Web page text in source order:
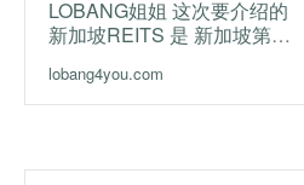
LOBANG姐姐 这次要介绍的
新加坡REITS 是 新加坡第一
资信托基金 - 凯德腾飞房地产
信托（CAPITALAND
lobang4you.com